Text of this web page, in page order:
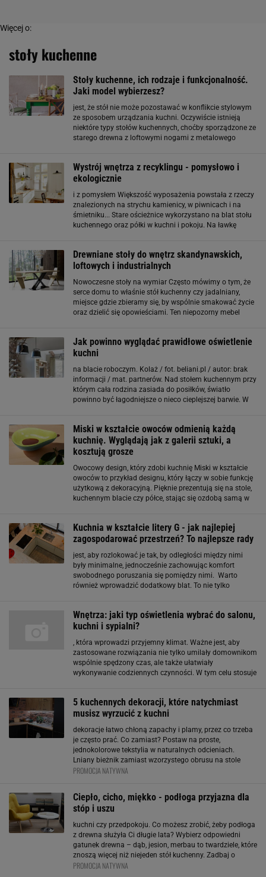
Więcej o:
stoły kuchenne
Stoły kuchenne, ich rodzaje i funkcjonalność.
Jaki model wybierzesz?
jest, że stół nie może pozostawać w konflikcie stylowym
ze sposobem urządzania kuchni. Oczywiście istnieją
niektóre typy stołów kuchennych, choćby sporządzone ze
starego drewna z loftowymi nogami z metalowego
Wystrój wnętrza z recyklingu - pomysłowo i
ekologicznie
i z pomysłem Większość wyposażenia powstała z rzeczy
znalezionych na strychu kamienicy, w piwnicach i na
śmietniku... Stare ościeżnice wykorzystano na blat stołu
kuchennego oraz półki w kuchni i pokoju. Na ławkę
Drewniane stoły do wnętrz skandynawskich,
loftowych i industrialnych
Nowoczesne stoły na wymiar Często mówimy o tym, że
serce domu to właśnie stół kuchenny czy jadalniany,
miejsce gdzie zbieramy się, by wspólnie smakować życie
oraz dzielić się opowieściami. Ten niepozorny mebel
Jak powinno wyglądać prawidłowe oświetlenie
kuchni
na blacie roboczym. Kolaż / fot. beliani.pl / autor: brak
informacji / mat. partnerów. Nad stołem kuchennym przy
którym cała rodzina zasiada do posiłków, światło
powinno być łagodniejsze o nieco cieplejszej barwie. W
Miski w kształcie owoców odmienią każdą
kuchnię. Wyglądają jak z galerii sztuki, a
kosztują grosze
Owocowy design, który zdobi kuchnię Miski w kształcie
owoców to przykład designu, który łączy w sobie funkcję
użytkową z dekoracyjną. Pięknie prezentują się na stole,
kuchennym blacie czy półce, stając się ozdobą samą w
Kuchnia w kształcie litery G - jak najlepiej
zagospodarować przestrzeń? To najlepsze rady
jest, aby rozlokować je tak, by odległości między nimi
były minimalne, jednocześnie zachowując komfort
swobodnego poruszania się pomiędzy nimi. Warto
również wprowadzić dodatkowy blat. To nie tylko
kuchenny
Wnętrza: jaki typ oświetlenia wybrać do salonu,
kuchni i sypialni?
, która wprowadzi przyjemny klimat. Ważne jest, aby
zastosowane rozwiązania nie tylko umilały domownikom
wspólnie spędzony czas, ale także ułatwiały
wykonywanie codziennych czynności. W tym celu stosuje
jadalnej doskonale
5 kuchennych dekoracji, które natychmiast
musisz wyrzucić z kuchni
dekoracje łatwo chłoną zapachy i plamy, przez co trzeba
je często prać. Co zamiast? Postaw na proste,
jednokolorowe tekstylia w naturalnych odcieniach.
Lniany bieżnik zamiast wzorzystego obrusu na stole
kuchennym, subtelne rolety zamiast firan czy
PROMOCJA NATYWNA
Ciepło, cicho, miękko - podłoga przyjazna dla
stóp i uszu
kuchni czy przedpokoju. Co możesz zrobić, żeby podłoga
z drewna służyła Ci długie lata? Wybierz odpowiedni
gatunek drewna – dąb, jesion, merbau to twardziele, które
znoszą więcej niż niejeden stół kuchenny. Zadbaj o
wykończenie – olej, lakier czy wosk – każdy z tych
PROMOCJA NATYWNA